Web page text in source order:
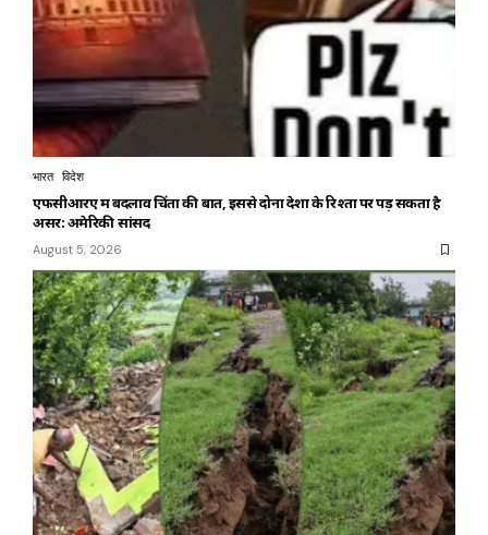
भारत विदेश
एफसीआरए में बदलाव चिंता की बात, इससे दोनों देशों के रिश्तों पर पड़ सकता है
असर: अमेरिकी सांसद
August 5, 2026